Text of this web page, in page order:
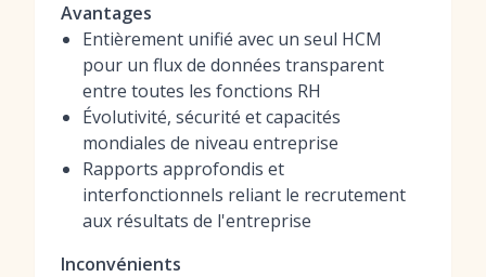
Avantages
Entièrement unifié avec un seul HCM
pour un flux de données transparent
entre toutes les fonctions RH
Évolutivité, sécurité et capacités
mondiales de niveau entreprise
Rapports approfondis et
interfonctionnels reliant le recrutement
aux résultats de l'entreprise
Inconvénients